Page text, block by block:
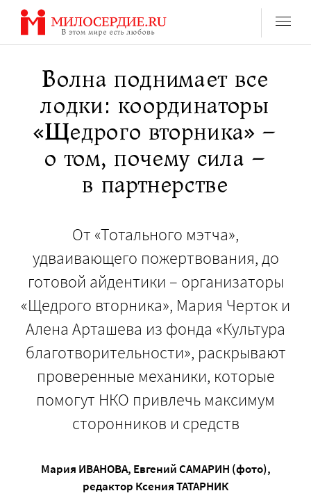
Перейти
содержанию
Волна поднимает все
лодки: координаторы
«Щедрого вторника» –
о том, почему сила –
в партнерстве
От «Тотального мэтча»,
удваивающего пожертвования, до
готовой айдентики – организаторы
«Щедрого вторника», Мария Черток и
Алена Арташева из фонда «Культура
благотворительности», раскрывают
проверенные механики, которые
помогут НКО привлечь максимум
сторонников и средств
Мария ИВАНОВА, Евгений САМАРИН (фото),
редактор Ксения ТАТАРНИК